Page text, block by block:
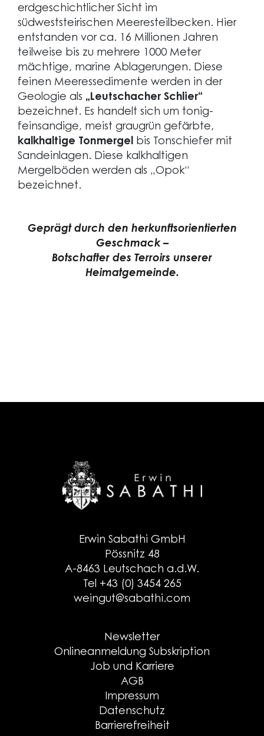
erdgeschichtlicher Sicht im
südweststeirischen Meeresteilbecken. Hier
entstanden vor ca. 16 Millionen Jahren
teilweise bis zu mehrere 1000 Meter
mächtige, marine Ablagerungen. Diese
feinen Meeressedimente werden in der
Geologie als „Leutschacher Schlier“
bezeichnet. Es handelt sich um tonig-
feinsandige, meist graugrün gefärbte,
kalkhaltige Tonmergel bis Tonschiefer mit
Sandeinlagen. Diese kalkhaltigen
Mergelböden werden als „Opok“
bezeichnet.
Geprägt durch den herkunftsorientierten
Geschmack –
Botschafter des Terroirs unserer
Heimatgemeinde.
Erwin Sabathi GmbH
Pössnitz 48
A-8463 Leutschach a.d.W.
Tel +43 (0) 3454 265
weingut@sabathi.com
Newsletter
Onlineanmeldung Subskription
Job und Karriere
AGB
Impressum
Datenschutz
Barrierefreiheit